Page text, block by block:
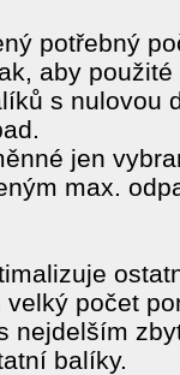
potřebný
aby
s nulovou
jen
max.
počet
nejdelším
balíky.